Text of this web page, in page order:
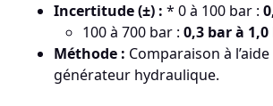
Incertitude (±) : * 0 à 100 bar :
100 à 700 bar :0,3 bar à
Méthode : Comparaison à
générateur hydraulique.